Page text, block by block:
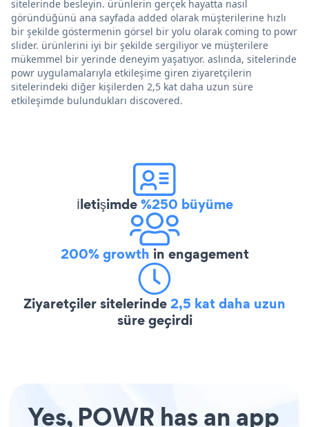
sitelerinde besleyin. ürünlerin gerçek hayatta nasıl
göründüğünü ana sayfada added olarak müşterilerine hızlı
bir şekilde göstermenin görsel bir yolu olarak coming to powr
slider. ürünlerini iyi bir şekilde sergiliyor ve müşterilere
mükemmel bir yerinde deneyim yaşatıyor. aslında, sitelerinde
powr uygulamalarıyla etkileşime giren ziyaretçilerin
sitelerindeki diğer kişilerden 2,5 kat daha uzun süre
etkileşimde bulundukları discovered.
İletişimde%250 büyüme
200% growth in engagement
Ziyaretçiler sitelerinde2,5 kat daha uzun
süre geçirdi
Yes, POWR has an app